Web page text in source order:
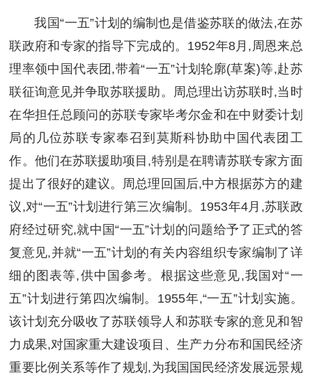
我国“一五”计划的编制也是借鉴苏联的做法,在苏
联政府和专家的指导下完成的。1952年8月,周恩来总
理率领中国代表团,带着“一五”计划轮廓(草案)等,赴苏
联征询意见并争取苏联援助。周总理出访苏联时,当时
在华担任总顾问的苏联专家毕考尔金和在中财委计划
局的几位苏联专家奉召到莫斯科协助中国代表团工
作。他们在苏联援助项目,特别是在聘请苏联专家方面
提出了很好的建议。周总理回国后,中方根据苏方的建
议,对“一五”计划进行第三次编制。1953年4月,苏联政
府经过研究,就中国“一五”计划的问题给予了正式的答
复意见,并就“一五”计划的有关内容组织专家编制了详
细的图表等,供中国参考。根据这些意见,我国对“一
五”计划进行第四次编制。1955年,“一五”计划实施。
该计划充分吸收了苏联领导人和苏联专家的意见和智
力成果,对国家重大建设项目、生产カ分布和国民经济
重要比例关系等作了规划,为我国国民经济发展远景规